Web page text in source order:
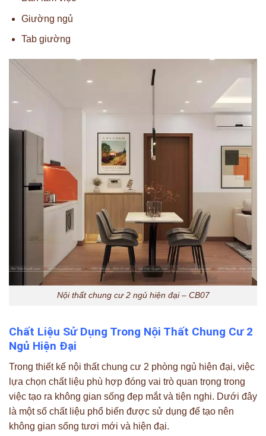
Giường ngủ
Tab giường
Nội thất chung cư 2 ngủ hiện đại – CB07
Chất Liệu Sử Dụng Trong Nội Thất Chung Cư 2
Ngủ Hiện Đại
Trong thiết kế nội thất chung cư 2 phòng ngủ hiện đại, việc
lựa chọn chất liệu phù hợp đóng vai trò quan trọng trong
việc tạo ra không gian sống đẹp mắt và tiện nghi. Dưới đây
là một số chất liệu phổ biến được sử dụng để tạo nên
không gian sống tươi mới và hiện đại.